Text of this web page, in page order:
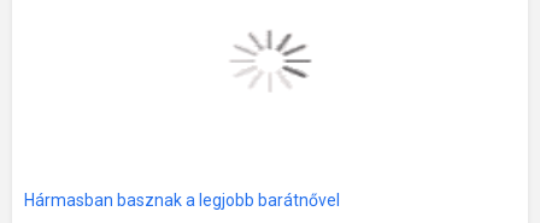
Hármasban basznak a legjobb barátnővel